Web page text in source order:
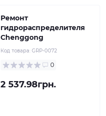
Ремонт
гидрораспределителя
Chenggong
Код товара: GRP-0072
0
2 537.98грн.